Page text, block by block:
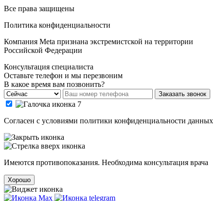
Все права защищены
Политика конфиденциальности
Компания Meta признана экстремистской на территории
Российской Федерации
Консультация специалиста
Оставьте телефон и мы перезвоним
В какое время вам позвонить?
Заказать звонок
Cогласен с условиями политики конфиденциальности данных
Имеются противопоказания. Необходима консультация врача
Хорошо